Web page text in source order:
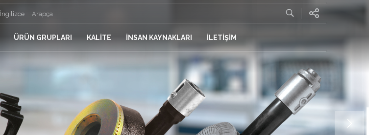
İngilizce Arapça
ÜRÜN GRUPLARI KALİTE İNSAN KAYNAKLARI İLETİŞİM